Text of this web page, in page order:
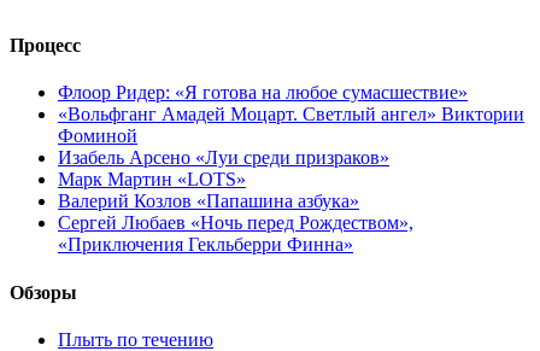
Процесс
Флоор Ридер: «Я готова на любое сумасшествие»
«Вольфганг Амадей Моцарт. Светлый ангел» Виктории
Фоминой
Изабель Арсено «Луи среди призраков»
Марк Мартин «LOTS»
Валерий Козлов «Папашина азбука»
Сергей Любаев «Ночь перед Рождеством»,
«Приключения Гекльберри Финна»
Обзоры
Плыть по течению